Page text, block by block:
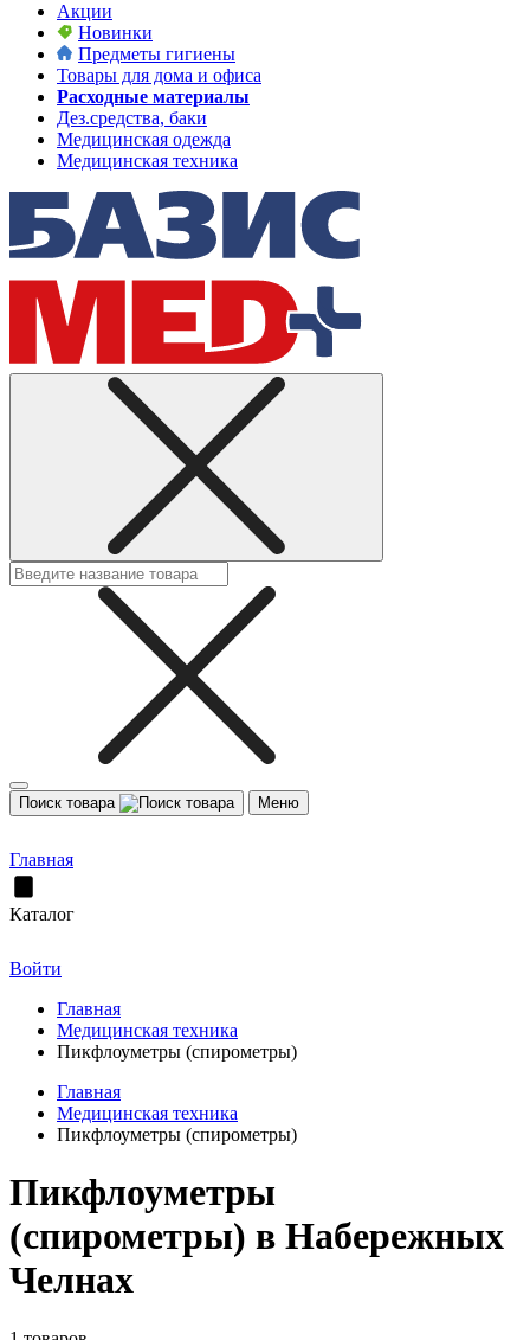
Акции
Новинки
Предметы гигиены
Товары для дома и офиса
Расходные материалы
Дез.средства, баки
Медицинская одежда
Медицинская техника
Поиск товара Меню
Главная
Каталог
Войти
Главная
Медицинская техника
Пикфлоуметры (спирометры)
Главная
Медицинская техника
Пикфлоуметры (спирометры)
Пикфлоуметры
(спирометры) в Набережных
Челнах